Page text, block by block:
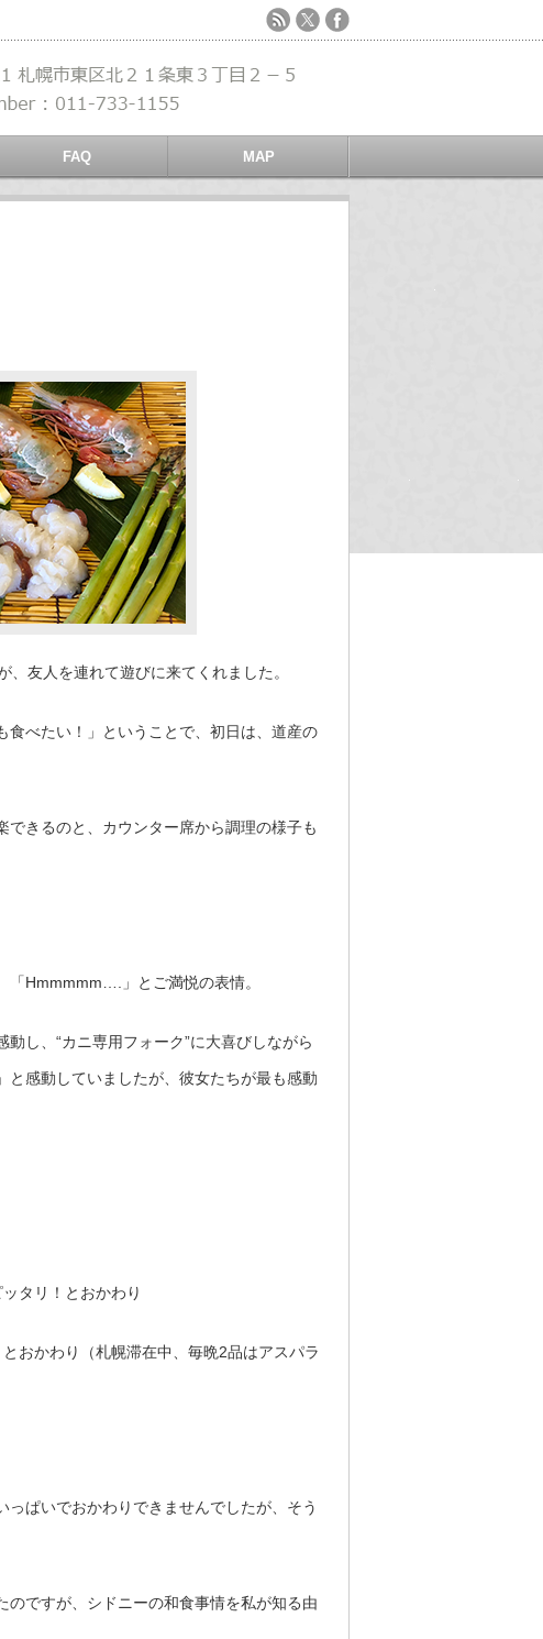
FAQ MAP
友人を連れて遊びに来てくれました。
食べたい！」ということで、初日は、道産の
きるのと、カウンター席から調理の様子も
「Hmmmmm….」とご満悦の表情。
し、“カニ専用フォーク”に大喜びしながら
感動していましたが、彼女たちが最も感動
タリ！とおかわり
かわり（札幌滞在中、毎晩2品はアスパラ
ぱいでおかわりできませんでしたが、そう
のですが、シドニーの和食事情を私が知る由